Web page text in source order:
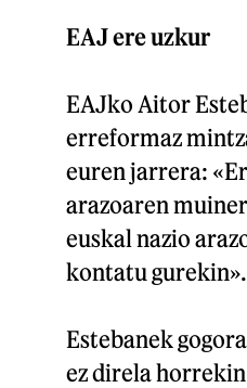
EAJ ere uzkur
EAJko Aitor
erreformaz
euren jarrera:
arazoaren
euskal nazio
kontatu gurekin».
Estebanek
ez direla